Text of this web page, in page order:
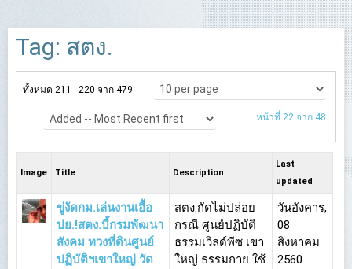
Tag: สตง.
ทั้งหมด 211 - 220 จาก 479
หน้าที่ 22 จาก 48
Image Title Description
Last
updated
ขู่งัดกม.เล่นงานเอื้อ
ปย.!สตง.บี้กรมพัฒนา
สังคม ทวงที่ดินศูนย์
ปฏิบัติฯเขาใหญ่ วัด
สตง.กัดไม่ปล่อย
กรณี ศูนย์ปฏิบัติ
ธรรมเวิลด์พีซ เขา
ใหญ่ ธรรมกาย ใช้
วันอังคาร,
08
สิงหาคม
2560